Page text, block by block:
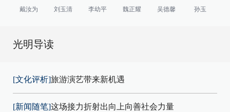
戴汝为
刘玉清 李幼平 魏正耀 吴德馨 孙玉
光明导读
[文化评析]旅游演艺带来新机遇
[新闻随笔]这场接力折射出向上向善社会力量